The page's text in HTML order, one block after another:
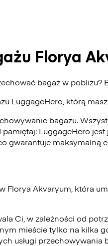
Florya
bagaż w pobliżu?
LuggageHero , którą
bagażu.
pamiętaj: LuggageHero
gwarantuje maksymalną
Florya Akvaryum, która
Ci, w zależności od
mieście tylko na kilka
usługi przechowywania